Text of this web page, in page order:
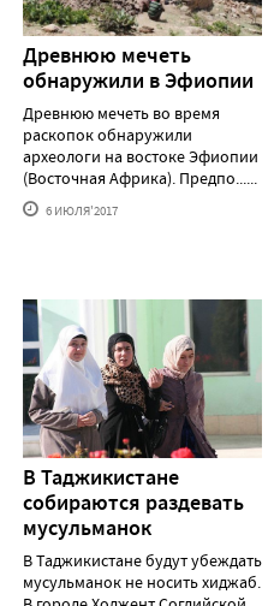
Древнюю мечеть
обнаружили в Эфиопии
Древнюю мечеть во время
раскопок обнаружили
археологи на востоке Эфиопии
(Восточная Африка). Предпо......
6 ИЮЛЯ'2017
В Таджикистане
собираются раздевать
мусульманок
В Таджикистане будут убеждать
мусульманок не носить хиджаб.